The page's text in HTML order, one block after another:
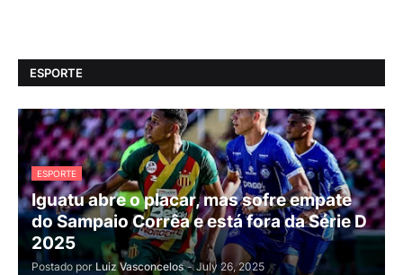
ESPORTE
ESPORTE
Iguatu abre o placar, mas sofre empate
do Sampaio Corrêa e está fora da Série D
2025
Postado por Luiz Vasconcelos - July 26, 2025